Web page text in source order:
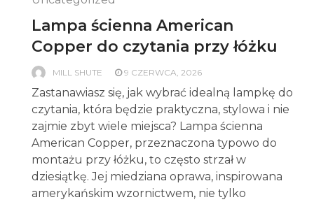
Lampa ścienna American
Copper do czytania przy łóżku
MILL SHUTE 9 CZERWCA, 2026
Zastanawiasz się, jak wybrać idealną lampkę do
czytania, która będzie praktyczna, stylowa i nie
zajmie zbyt wiele miejsca? Lampa ścienna
American Copper, przeznaczona typowo do
montażu przy łóżku, to często strzał w
dziesiątkę. Jej miedziana oprawa, inspirowana
amerykańskim wzornictwem, nie tylko